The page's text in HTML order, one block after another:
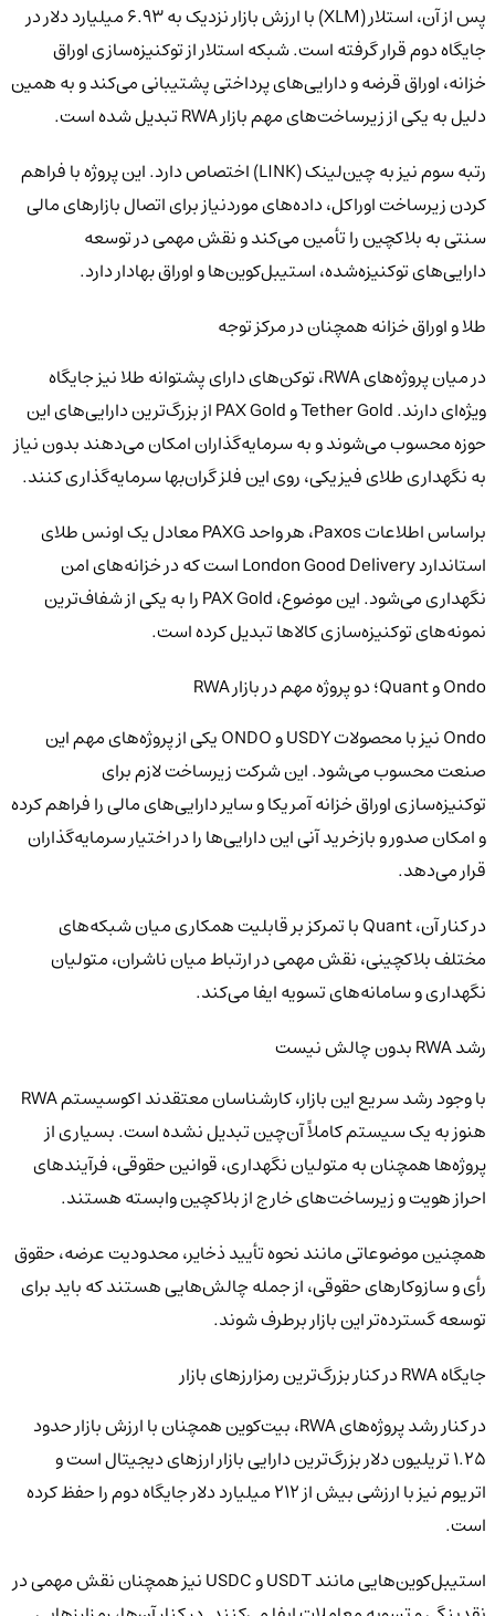
پس از آن، استلار (XLM) با ارزش بازار نزدیک به 6.93 میلیارد دلار در
جایگاه دوم قرار گرفته است. شبکه استلار از توکنیزه‌سازی اوراق
خزانه، اوراق قرضه و دارایی‌های پرداختی پشتیبانی می‌کند و به همین
دلیل به یکی از زیرساخت‌های مهم بازار RWA تبدیل شده است.
رتبه سوم نیز به چین‌لینک (LINK) اختصاص دارد. این پروژه با فراهم
کردن زیرساخت اوراکل، داده‌های موردنیاز برای اتصال بازارهای مالی
سنتی به بلاکچین را تأمین می‌کند و نقش مهمی در توسعه
دارایی‌های توکنیزه‌شده، استیبل‌کوین‌ها و اوراق بهادار دارد.
طلا و اوراق خزانه همچنان در مرکز توجه
در میان پروژه‌های RWA، توکن‌های دارای پشتوانه طلا نیز جایگاه
ویژه‌ای دارند. Tether Gold و PAX Gold از بزرگ‌ترین دارایی‌های این
حوزه محسوب می‌شوند و به سرمایه‌گذاران امکان می‌دهند بدون نیاز
به نگهداری طلای فیزیکی، روی این فلز گران‌بها سرمایه‌گذاری کنند.
براساس اطلاعات Paxos، هر واحد PAXG معادل یک اونس طلای
استاندارد London Good Delivery است که در خزانه‌های امن
نگهداری می‌شود. این موضوع، PAX Gold را به یکی از شفاف‌ترین
نمونه‌های توکنیزه‌سازی کالاها تبدیل کرده است.
Ondo و Quant؛ دو پروژه مهم در بازار RWA
Ondo نیز با محصولات USDY و ONDO یکی از پروژه‌های مهم این
صنعت محسوب می‌شود. این شرکت زیرساخت لازم برای
توکنیزه‌سازی اوراق خزانه آمریکا و سایر دارایی‌های مالی را فراهم کرده
و امکان صدور و بازخرید آنی این دارایی‌ها را در اختیار سرمایه‌گذاران
قرار می‌دهد.
در کنار آن، Quant با تمرکز بر قابلیت همکاری میان شبکه‌های
مختلف بلاکچینی، نقش مهمی در ارتباط میان ناشران، متولیان
نگهداری و سامانه‌های تسویه ایفا می‌کند.
رشد RWA بدون چالش نیست
با وجود رشد سریع این بازار، کارشناسان معتقدند اکوسیستم RWA
هنوز به یک سیستم کاملاً آن‌چین تبدیل نشده است. بسیاری از
پروژه‌ها همچنان به متولیان نگهداری، قوانین حقوقی، فرآیندهای
احراز هویت و زیرساخت‌های خارج از بلاکچین وابسته هستند.
همچنین موضوعاتی مانند نحوه تأیید ذخایر، محدودیت عرضه، حقوق
رأی و سازوکارهای حقوقی، از جمله چالش‌هایی هستند که باید برای
توسعه گسترده‌تر این بازار برطرف شوند.
جایگاه RWA در کنار بزرگ‌ترین رمزارزهای بازار
در کنار رشد پروژه‌های RWA، بیت‌کوین همچنان با ارزش بازار حدود
1.25 تریلیون دلار بزرگ‌ترین دارایی بازار ارزهای دیجیتال است و
اتریوم نیز با ارزشی بیش از 212 میلیارد دلار جایگاه دوم را حفظ کرده
است.
استیبل‌کوین‌هایی مانند USDT و USDC نیز همچنان نقش مهمی در